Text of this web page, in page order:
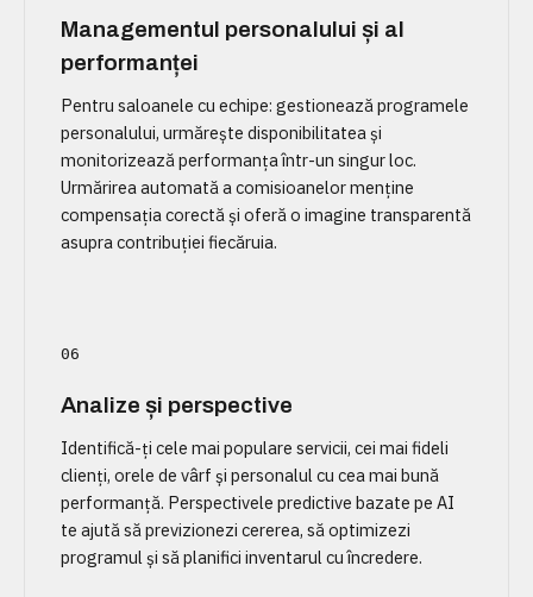
Managementul personalului și al
performanței
Pentru saloanele cu echipe: gestionează programele
personalului, urmărește disponibilitatea și
monitorizează performanța într-un singur loc.
Urmărirea automată a comisioanelor menține
compensația corectă și oferă o imagine transparentă
asupra contribuției fiecăruia.
06
Analize și perspective
Identifică-ți cele mai populare servicii, cei mai fideli
clienți, orele de vârf și personalul cu cea mai bună
performanță. Perspectivele predictive bazate pe AI
te ajută să previzionezi cererea, să optimizezi
programul și să planifici inventarul cu încredere.